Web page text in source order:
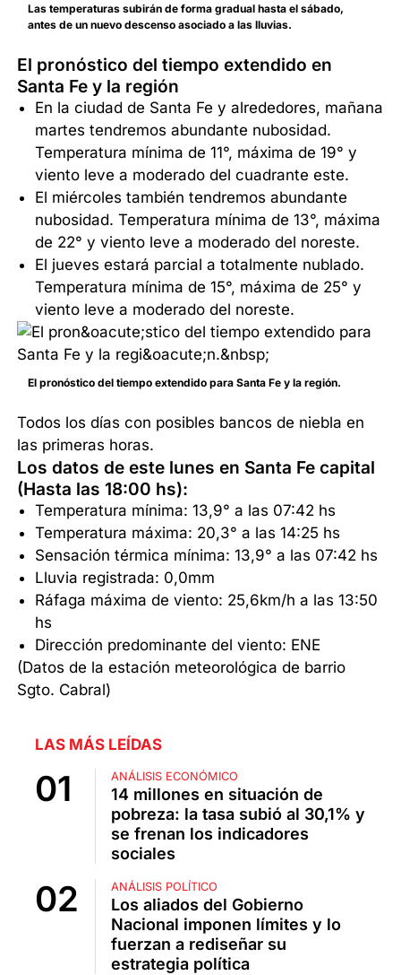
Las temperaturas subirán de forma gradual hasta el sábado,
antes de un nuevo descenso asociado a las lluvias.
El pronóstico del tiempo extendido en
Santa Fe y la región
En la ciudad de Santa Fe y alrededores, mañana
martes tendremos abundante nubosidad.
Temperatura mínima de 11°, máxima de 19° y
viento leve a moderado del cuadrante este.
El miércoles también tendremos abundante
nubosidad. Temperatura mínima de 13°, máxima
de 22° y viento leve a moderado del noreste.
El jueves estará parcial a totalmente nublado.
Temperatura mínima de 15°, máxima de 25° y
viento leve a moderado del noreste.
El pronóstico del tiempo extendido para Santa Fe y la región.
Todos los días con posibles bancos de niebla en
las primeras horas.
Los datos de este lunes en Santa Fe capital
(Hasta las 18:00 hs):
Temperatura mínima: 13,9° a las 07:42 hs
Temperatura máxima: 20,3° a las 14:25 hs
Sensación térmica mínima: 13,9° a las 07:42 hs
Lluvia registrada: 0,0mm
Ráfaga máxima de viento: 25,6km/h a las 13:50
hs
Dirección predominante del viento: ENE
(Datos de la estación meteorológica de barrio
Sgto. Cabral)
LAS MÁS LEÍDAS
ANÁLISIS ECONÓMICO
14 millones en situación de
pobreza: la tasa subió al 30,1% y
se frenan los indicadores
sociales
ANÁLISIS POLÍTICO
Los aliados del Gobierno
Nacional imponen límites y lo
fuerzan a rediseñar su
estrategia política